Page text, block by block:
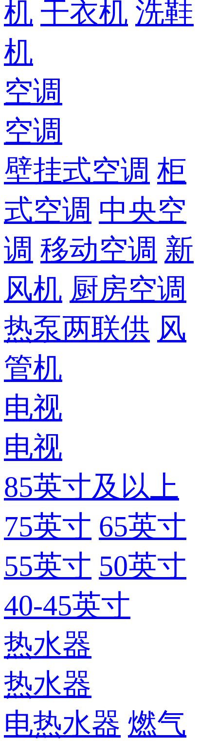
机 干衣机 洗鞋
机
空调
空调
壁挂式空调 柜
式空调 中央空
调 移动空调 新
风机 厨房空调
热泵两联供 风
管机
电视
电视
85英寸及以上
75英寸 65英寸
55英寸 50英寸
40-45英寸
热水器
热水器
电热水器 燃气